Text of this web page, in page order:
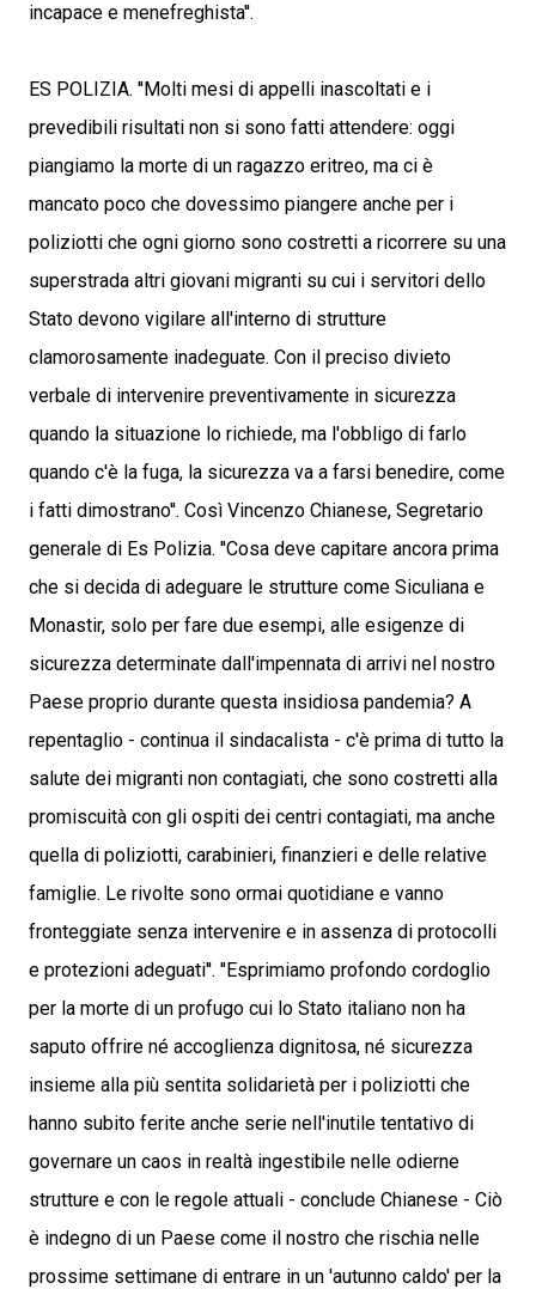
incapace e menefreghista''.
ES POLIZIA. ''Molti mesi di appelli inascoltati e i
prevedibili risultati non si sono fatti attendere: oggi
piangiamo la morte di un ragazzo eritreo, ma ci è
mancato poco che dovessimo piangere anche per i
poliziotti che ogni giorno sono costretti a ricorrere su una
superstrada altri giovani migranti su cui i servitori dello
Stato devono vigilare all'interno di strutture
clamorosamente inadeguate. Con il preciso divieto
verbale di intervenire preventivamente in sicurezza
quando la situazione lo richiede, ma l'obbligo di farlo
quando c'è la fuga, la sicurezza va a farsi benedire, come
i fatti dimostrano''. Così Vincenzo Chianese, Segretario
generale di Es Polizia. ''Cosa deve capitare ancora prima
che si decida di adeguare le strutture come Siculiana e
Monastir, solo per fare due esempi, alle esigenze di
sicurezza determinate dall'impennata di arrivi nel nostro
Paese proprio durante questa insidiosa pandemia? A
repentaglio - continua il sindacalista - c'è prima di tutto la
salute dei migranti non contagiati, che sono costretti alla
promiscuità con gli ospiti dei centri contagiati, ma anche
quella di poliziotti, carabinieri, finanzieri e delle relative
famiglie. Le rivolte sono ormai quotidiane e vanno
fronteggiate senza intervenire e in assenza di protocolli
e protezioni adeguati''. ''Esprimiamo profondo cordoglio
per la morte di un profugo cui lo Stato italiano non ha
saputo offrire né accoglienza dignitosa, né sicurezza
insieme alla più sentita solidarietà per i poliziotti che
hanno subito ferite anche serie nell'inutile tentativo di
governare un caos in realtà ingestibile nelle odierne
strutture e con le regole attuali - conclude Chianese - Ciò
è indegno di un Paese come il nostro che rischia nelle
prossime settimane di entrare in un 'autunno caldo' per la